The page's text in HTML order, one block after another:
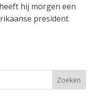
hij morgen een
president
Zoeken